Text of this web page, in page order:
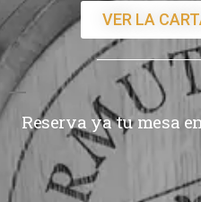
VER LA
Reserva ya tu mesa